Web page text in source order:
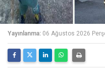
Yayınlanma: 06 Ağustos 2026